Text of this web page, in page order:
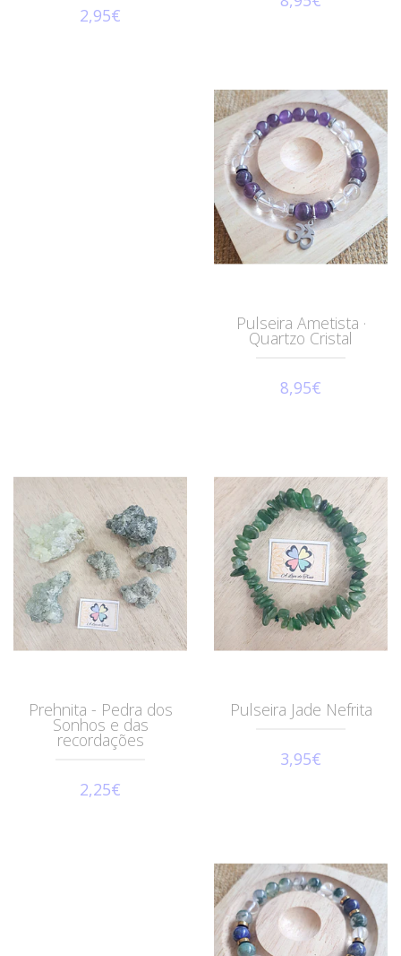
2,95€
Pulseira Ametista ·
Quartzo Cristal
8,95€
Prehnita - Pedra dos
Sonhos e das
recordações
2,25€
Pulseira Jade Nefrita
3,95€